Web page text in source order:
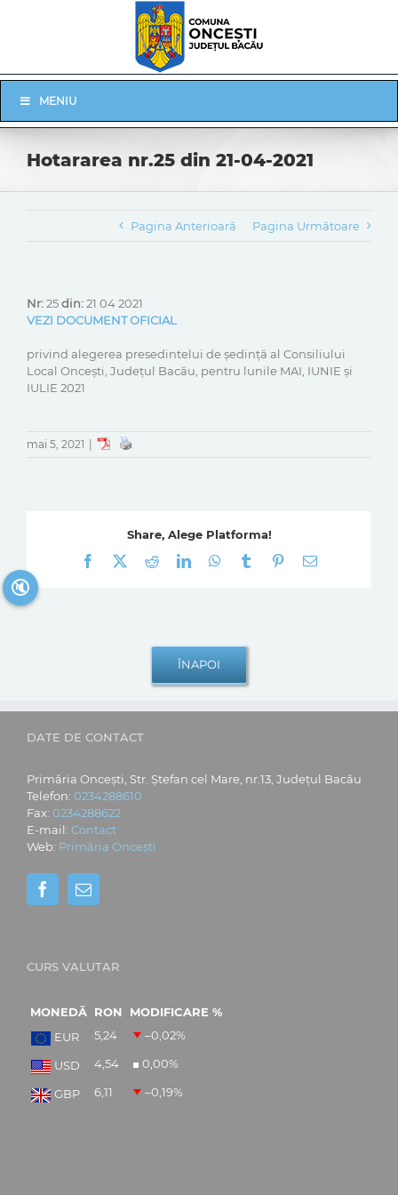
Navigation
MENIU
Hotararea nr.25 din 21-04-2021
Pagina Anterioară Pagina Următoare
Nr:25din:21 04 2021
VEZI DOCUMENT OFICIAL
privind alegerea presedintelui de ședință al Consiliului
Local Oncești, Județul Bacău, pentru lunile MAI, IUNIE și
IULIE 2021
mai 5, 2021
Share, Alege Platforma!
Facebook
RedditLinkedInWhatsApp
Tumblr Pinterest
E-
DATE DE CONTACT
Primăria Oncești, Str. Ștefan cel Mare, nr.13, Județul Bacău
Telefon: 0234288610
Fax: 0234288622
E-mail: Contact
Web: Primăria Oncești
CURS VALUTAR
MONEDĂ RON
MODIFICARE %
EUR
5,24 –0,02%
USD 4,54 0,00%
GBP 6,11 –0,19%
🔇